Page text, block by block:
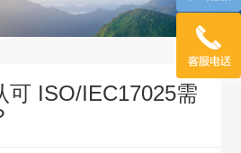
可 ISO/IEC17025需